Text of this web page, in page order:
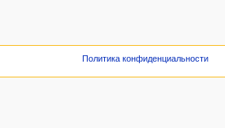
Политика конфиденциальности